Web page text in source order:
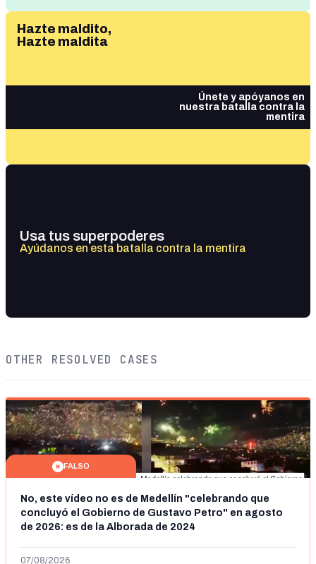
Hazte maldito,
Hazte maldita
Únete y apóyanos en
nuestra batalla contra la
mentira
Usa tus superpoderes
Ayúdanos en esta batalla contra la mentira
OTHER RESOLVED CASES
FALSO
No, este vídeo no es de Medellín "celebrando que
concluyó el Gobierno de Gustavo Petro" en agosto
de 2026: es de la Alborada de 2024
07/08/2026